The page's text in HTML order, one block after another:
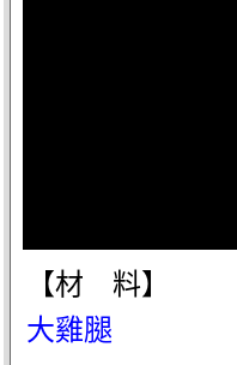
【材 料】
大雞腿